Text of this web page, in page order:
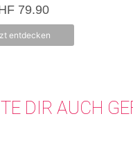
79.90
entdecken
DIR AUCH